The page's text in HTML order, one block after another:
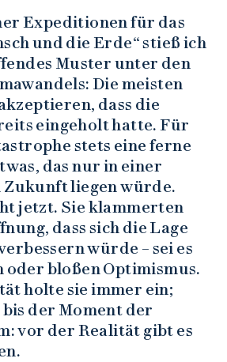
Expeditionen für das
und die Erde“ stieß ich
Muster unter den
Die meisten
dass die
eingeholt hatte. Für
stets eine ferne
das nur in einer
liegen würde.
jetzt. Sie klammerten
dass sich die Lage
würde – sei es
oder bloßen Optimismus.
holte sie immer ein;
der Moment der
vor der Realität gibt es